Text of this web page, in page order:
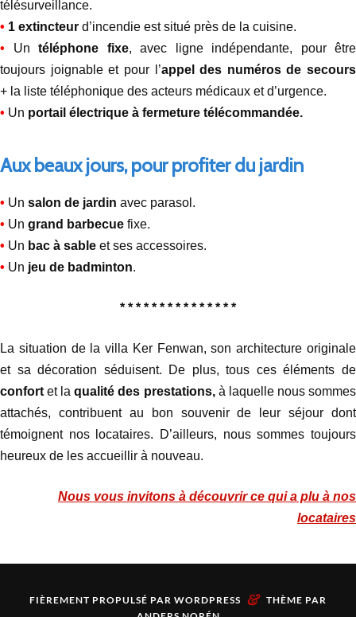
télésurveillance.
• 1 extincteur d’incendie est situé près de la cuisine.
• Un téléphone fixe, avec ligne indépendante, pour être
toujours joignable et pour l’appel des numéros de secours
+ la liste téléphonique des acteurs médicaux et d’urgence.
• Un portail électrique à fermeture télécommandée.
Aux beaux jours, pour profiter du jardin
• Un salon de jardin avec parasol.
• Un grand barbecue fixe.
• Un bac à sable et ses accessoires.
• Un jeu de badminton.
* * * * * * * * * * * * * * *
La situation de la villa Ker Fenwan, son architecture originale
et sa décoration séduisent. De plus, tous ces éléments de
confort et laqualité des prestations, à laquelle nous sommes
attachés, contribuent au bon souvenir de leur séjour dont
témoignent nos locataires. D’ailleurs, nous sommes toujours
heureux de les accueillir à nouveau.
Nous vous invitons à découvrir ce qui a plu à nos
locataires
FIÈREMENT PROPULSÉ PAR WORDPRESS & THÈME PAR